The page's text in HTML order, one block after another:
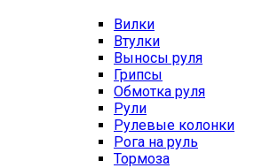
Вилки
Втулки
Выносы руля
Грипсы
Обмотка руля
Рули
Рулевые колонки
Рога на руль
Тормоза